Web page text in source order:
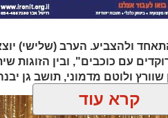
ולהצביע. הערב (שלישי)
עם כוכבים", ובין הזוגות
ולוטם מדמוני, תושב גן
קרא עוד